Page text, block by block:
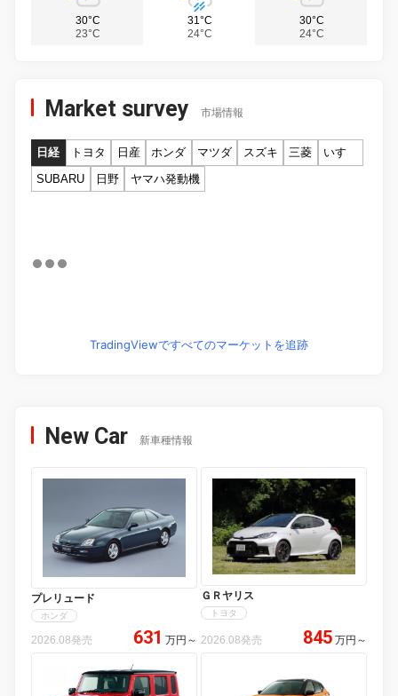
30°C
23°C
31°C
24°C
30°C
24°C
Market survey 市場情報
日経 トヨタ 日産 ホンダ マツダ スズキ 三菱
いすゞ
SUBARU
日野 ヤマハ発動機
TradingViewですべてのマーケットを追跡
New Car 新車種情報
プレリュード
ホンダ
2026.08発売 631 万円 ～
ＧＲヤリス
トヨタ
2026.08発売 845 万円 ～